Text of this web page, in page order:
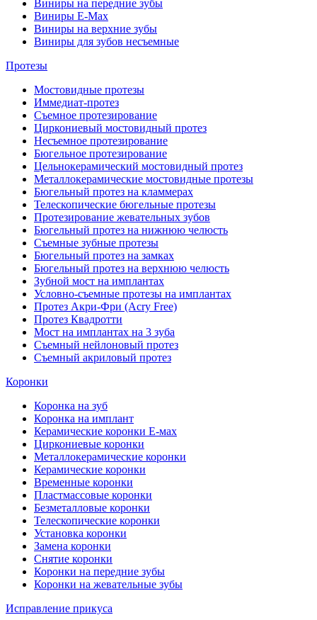
Виниры на передние зубы
Виниры E-Max
Виниры на верхние зубы
Виниры для зубов несъемные
Протезы
Мостовидные протезы
Иммедиат-протез
Съемное протезирование
Циркониевый мостовидный протез
Несъемное протезирование
Бюгельное протезирование
Цельнокерамический мостовидный протез
Металлокерамические мостовидные протезы
Бюгельный протез на кламмерах
Телескопические бюгельные протезы
Протезирование жевательных зубов
Бюгельный протез на нижнюю челюсть
Съемные зубные протезы
Бюгельный протез на замках
Бюгельный протез на верхнюю челюсть
Зубной мост на имплантах
Условно-съемные протезы на имплантах
Протез Акри-Фри (Acry Free)
Протез Квадротти
Мост на имплантах на 3 зуба
Съемный нейлоновый протез
Съемный акриловый протез
Коронки
Коронка на зуб
Коронка на имплант
Керамические коронки Е-мах
Циркониевые коронки
Металлокерамические коронки
Керамические коронки
Временные коронки
Пластмассовые коронки
Безметалловые коронки
Телескопические коронки
Установка коронки
Замена коронки
Снятие коронки
Коронки на передние зубы
Коронки на жевательные зубы
Исправление прикуса